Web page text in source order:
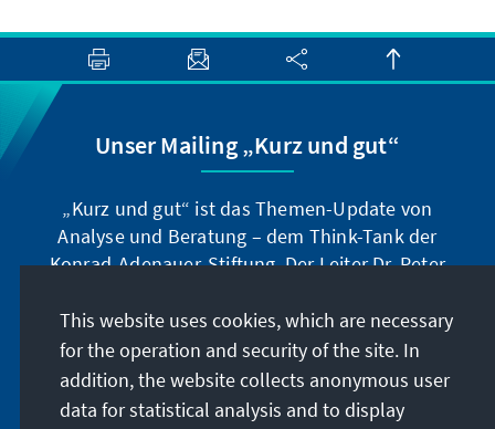
Unser Mailing „Kurz und gut“
„Kurz und gut“ ist das Themen-Update von
Analyse und Beratung – dem Think-Tank der
Konrad-Adenauer-Stiftung. Der Leiter Dr. Peter
Abständen in aller Kürze über Themen, die wir
für unsere nahe Zukunft für wichtig halten.
Jetzt abonnieren
This website uses cookies, which are necessary
for the operation and security of the site. In
addition, the website collects anonymous user
data for statistical analysis and to display